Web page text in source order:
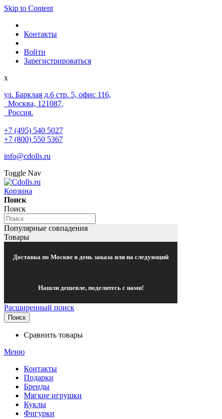
Skip to Content
Контакты
Войти
Зарегистрироваться
x
ул. Барклая д.6 стр. 5, офис 116,
Москва, 121087,
Россия.
+7 (495) 540 5027
+7 (800) 550 5367
info@cdolls.ru
Toggle Nav
Корзина
Поиск
Поиск
Популярные совпадения
Товары
Доставка по Москве в день заказа или на следующий
Нашли дешевле, поделитесь с нами!
Расширенный поиск
Поиск
Сравнить товары
Меню
Контакты
Подарки
Бренды
Мягкие игрушки
Куклы
Фигурки